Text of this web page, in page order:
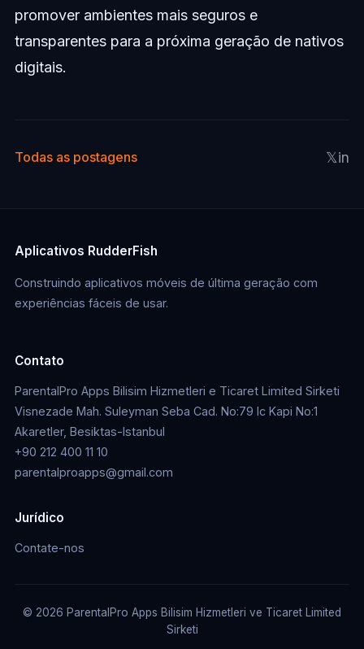
promover ambientes mais seguros e
transparentes para a próxima geração de nativos
digitais.
Todas as postagens 𝕏in
Aplicativos RudderFish
Construindo aplicativos móveis de última geração com
experiências fáceis de usar.
Contato
ParentalPro Apps Bilisim Hizmetleri e Ticaret Limited Sirketi
Visnezade Mah. Suleyman Seba Cad. No:79 Ic Kapi No:1
Akaretler, Besiktas-Istanbul
+90 212 400 11 10
parentalproapps@gmail.com
Jurídico
Contate-nos
© 2026 ParentalPro Apps Bilisim Hizmetleri ve Ticaret Limited
Sirketi